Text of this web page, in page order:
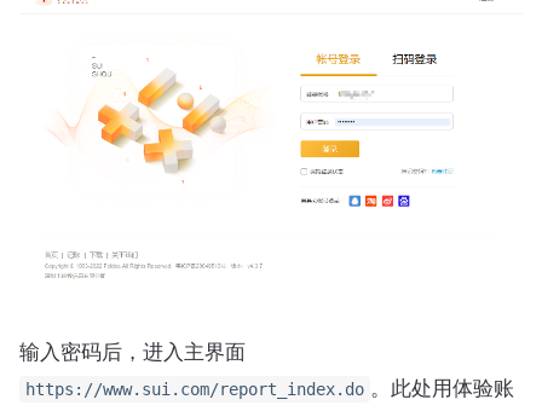
输入密码后，进入主界面
https://www.sui.com/report_index.do 。此处用体验账